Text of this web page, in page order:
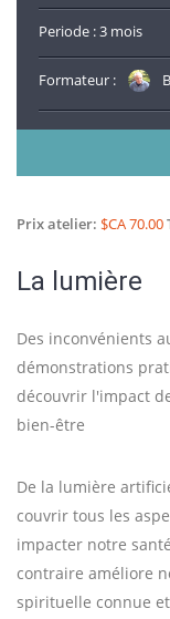
Periode : 3 mois
Formateur :
Prix atelier: $CA 70.00
La lumière
Des inconvénients
démonstrations
découvrir l'impact
bien-être
De la lumière
couvrir tous les
impacter notre
contraire améliore
spirituelle connue